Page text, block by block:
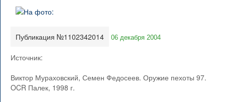
Публикация №1102342014 06 декабря 2004
Источник:
Виктор Мураховский, Семен Федосеев. Оружие пехоты 97.
OCR Палек, 1998 г.